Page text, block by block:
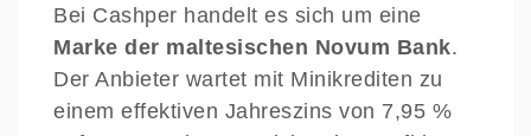
Bei Cashper handelt es sich um eine
Marke der maltesischen Novum Bank.
Der Anbieter wartet mit Minikrediten zu
einem effektiven Jahreszins von 7,95 %